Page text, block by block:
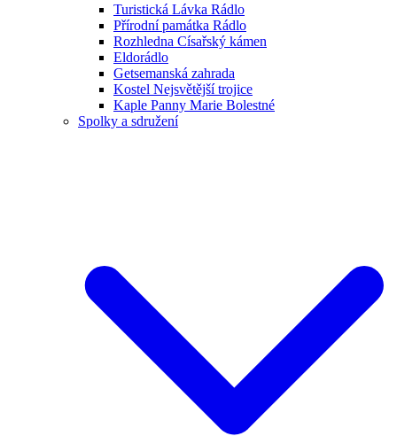
Turistická Lávka Rádlo
Přírodní památka Rádlo
Rozhledna Císařský kámen
Eldorádlo
Getsemanská zahrada
Kostel Nejsvětější trojice
Kaple Panny Marie Bolestné
Spolky a sdružení